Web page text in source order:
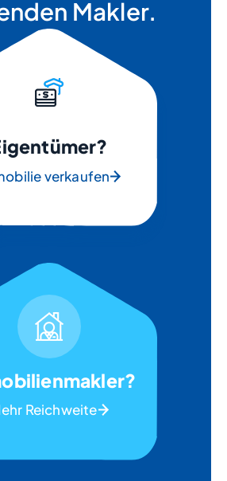
Makler.
verkaufen
Reichweite